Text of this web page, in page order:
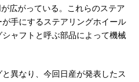
広がっている。これらのステア
手にするステアリングホイール
ャフトと呼ぶ部品によって機械
異なり、今回日産が発表したス